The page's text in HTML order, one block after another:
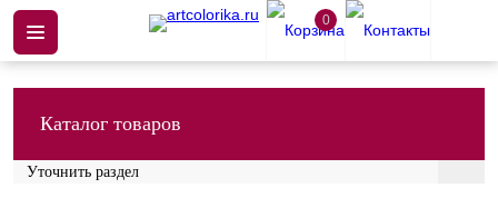
Каталог товаров
Уточнить раздел
0